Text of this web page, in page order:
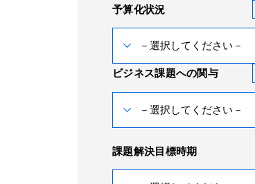
予算化状況
ビジネス課題への関与
課題解決目標時期